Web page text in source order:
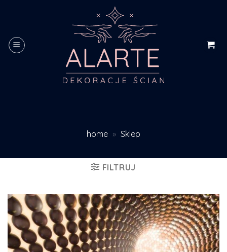
home » Sklep
FILTRUJ